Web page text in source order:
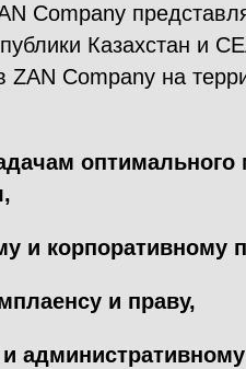
Company
Казахстан и
ZAN Company на
оптимального
и корпоративному
и праву,